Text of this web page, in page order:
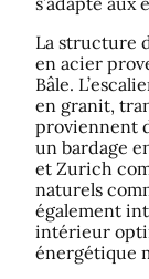
La structure
en acier
Bâle.
en granit,
proviennent
un bardage
et Zurich
naturels
également
intérieur
énergétique